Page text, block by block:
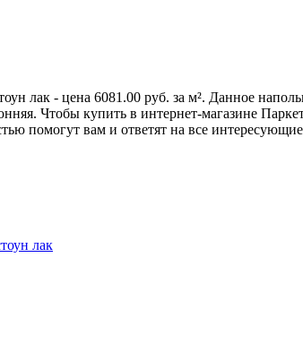
лак - цена 6081.00 руб. за м². Данное
Чтобы купить в интернет-магазине
помогут вам и ответят на все
лак